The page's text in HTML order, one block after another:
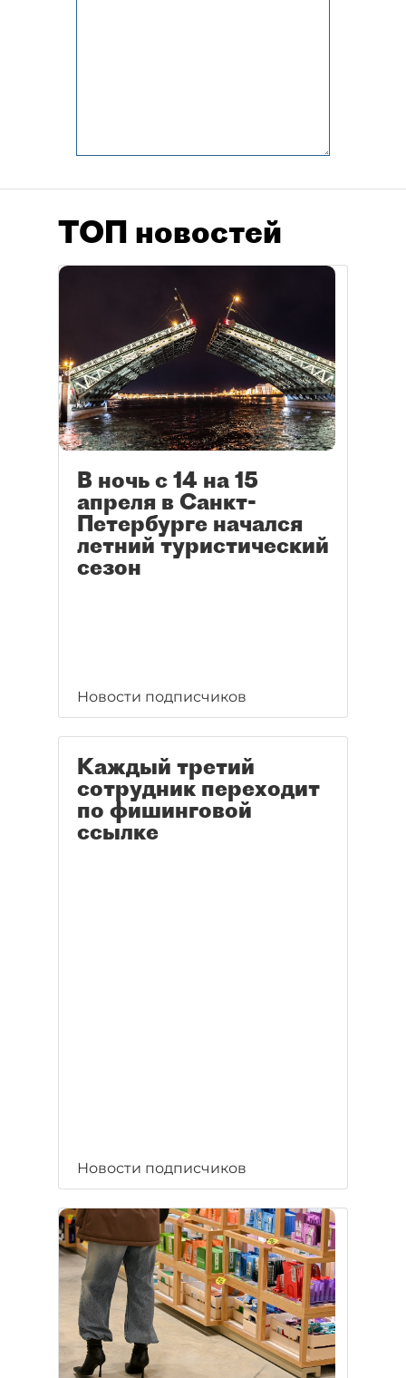
ТОП новостей
В ночь с 14 на 15
апреля в Санкт-
Петербурге начался
летний туристический
сезон
Новости подписчиков
Каждый третий
сотрудник переходит
по фишинговой
ссылке
Новости подписчиков